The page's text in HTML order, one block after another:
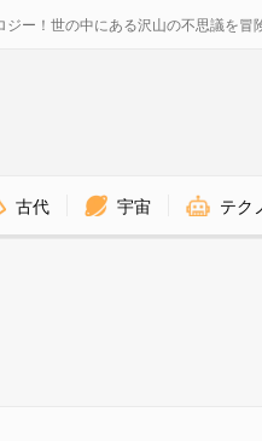
ー！世の中にある沢山の不思議を冒
古代 宇宙 テク